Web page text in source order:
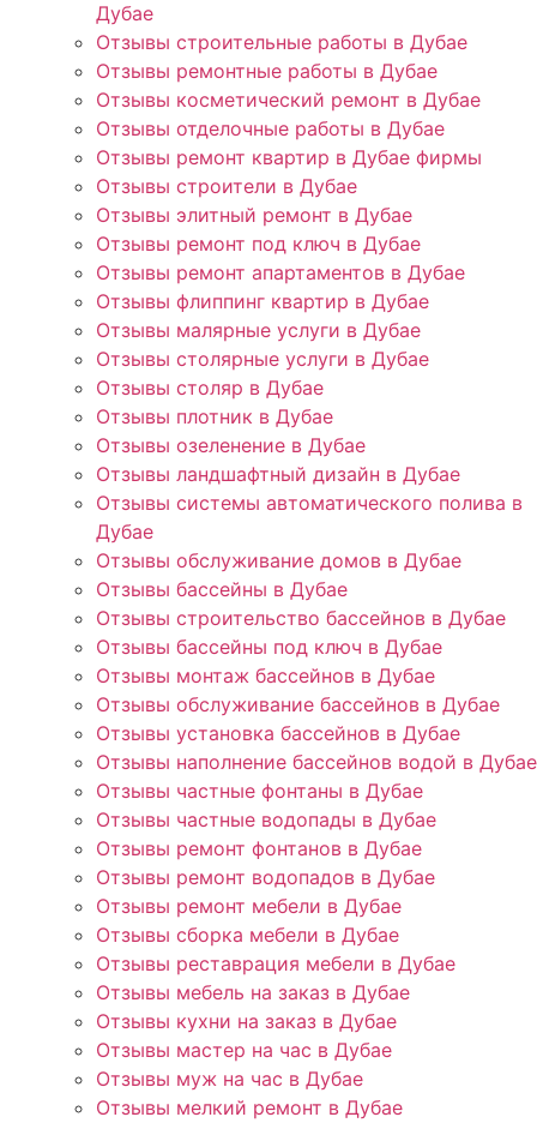
Дубае
Отзывы строительные работы в Дубае
Отзывы ремонтные работы в Дубае
Отзывы косметический ремонт в Дубае
Отзывы отделочные работы в Дубае
Отзывы ремонт квартир в Дубае фирмы
Отзывы строители в Дубае
Отзывы элитный ремонт в Дубае
Отзывы ремонт под ключ в Дубае
Отзывы ремонт апартаментов в Дубае
Отзывы флиппинг квартир в Дубае
Отзывы малярные услуги в Дубае
Отзывы столярные услуги в Дубае
Отзывы столяр в Дубае
Отзывы плотник в Дубае
Отзывы озеленение в Дубае
Отзывы ландшафтный дизайн в Дубае
Отзывы системы автоматического полива в
Дубае
Отзывы обслуживание домов в Дубае
Отзывы бассейны в Дубае
Отзывы строительство бассейнов в Дубае
Отзывы бассейны под ключ в Дубае
Отзывы монтаж бассейнов в Дубае
Отзывы обслуживание бассейнов в Дубае
Отзывы установка бассейнов в Дубае
Отзывы наполнение бассейнов водой в Дубае
Отзывы частные фонтаны в Дубае
Отзывы частные водопады в Дубае
Отзывы ремонт фонтанов в Дубае
Отзывы ремонт водопадов в Дубае
Отзывы ремонт мебели в Дубае
Отзывы сборка мебели в Дубае
Отзывы реставрация мебели в Дубае
Отзывы мебель на заказ в Дубае
Отзывы кухни на заказ в Дубае
Отзывы мастер на час в Дубае
Отзывы муж на час в Дубае
Отзывы мелкий ремонт в Дубае